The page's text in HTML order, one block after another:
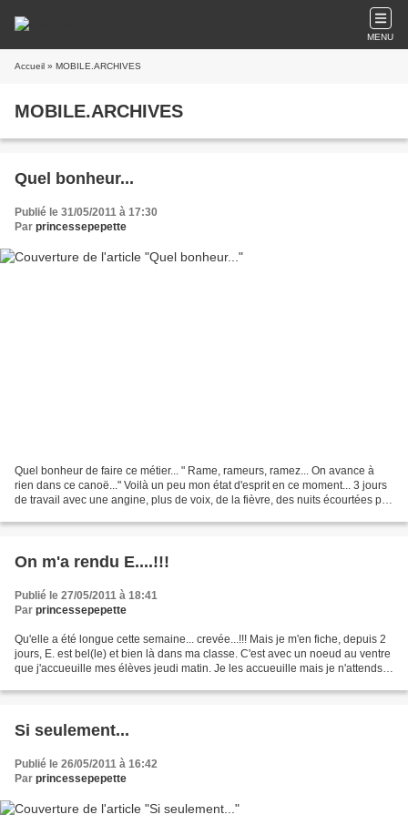
MENU
Accueil » MOBILE.ARCHIVES
MOBILE.ARCHIVES
Quel bonheur...
Publié le 31/05/2011 à 17:30
Par princessepepette
Quel bonheur de faire ce métier... " Rame, rameurs, ramez... On avance à
rien dans ce canoë..." Voilà un peu mon état d'esprit en ce moment... 3 jours
de travail avec une angine, plus de voix, de la fièvre, des nuits écourtées par
On m'a rendu E....!!!
Publié le 27/05/2011 à 18:41
Par princessepepette
Qu'elle a été longue cette semaine... crevée...!!! Mais je m'en fiche, depuis 2
jours, E. est bel(le) et bien là dans ma classe. C'est avec un noeud au ventre
que j'accueuille mes élèves jeudi matin. Je les accueuille mais je n'attends
Si seulement...
Publié le 26/05/2011 à 16:42
Par princessepepette